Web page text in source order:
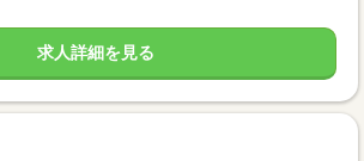
求人詳細を見る